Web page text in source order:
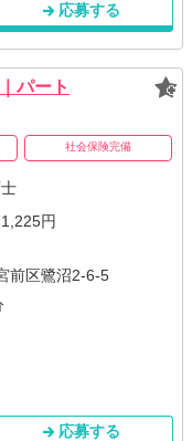
応募する
パート
社会保険完備
円
前区鷺沼2-6-5
応募する